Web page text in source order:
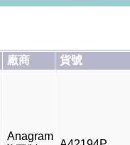
廠商
貨號
Anagram